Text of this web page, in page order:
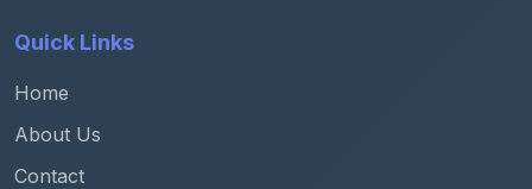
Quick Links
Home
About Us
Contact